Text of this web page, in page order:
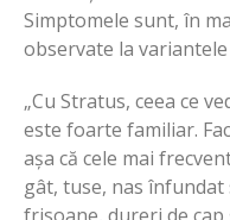
Simptomele sunt, în
observate la
„Cu Stratus, ceea ce
este foarte familiar.
așa că cele mai
gât, tuse, nas